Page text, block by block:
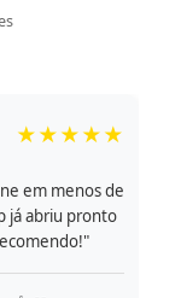
★★★★★
em menos de
já abriu pronto